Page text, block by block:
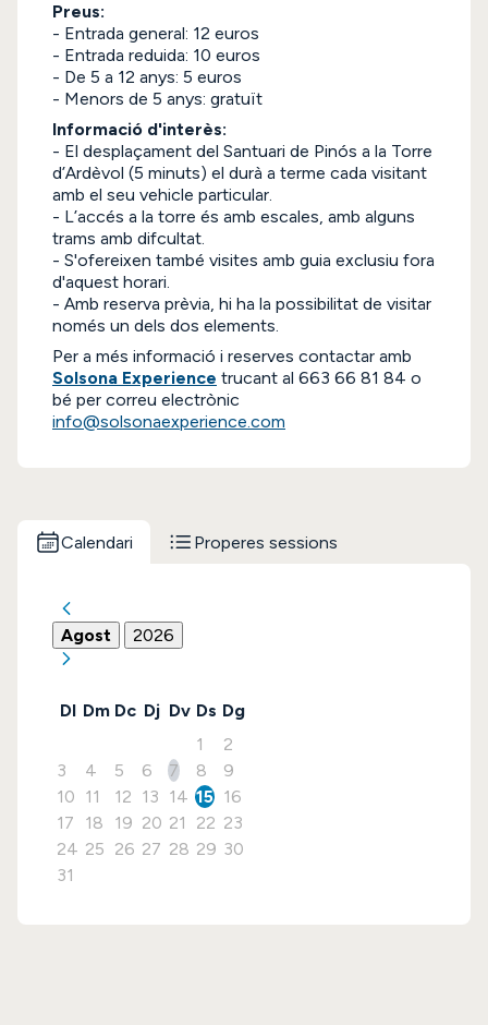
Preus:
- Entrada general: 12 euros
- Entrada reduida: 10 euros
- De 5 a 12 anys: 5 euros
- Menors de 5 anys: gratuït
Informació d'interès:
- El desplaçament del Santuari de Pinós a la Torre
d’Ardèvol (5 minuts) el durà a terme cada visitant
amb el seu vehicle particular.
- L’accés a la torre és amb escales, amb alguns
trams amb difcultat.
- S'ofereixen també visites amb guia exclusiu fora
d'aquest horari.
- Amb reserva prèvia, hi ha la possibilitat de visitar
només un dels dos elements.
Per a més informació i reserves contactar amb
Solsona Experience trucant al 663 66 81 84 o
bé per correu electrònic
info@solsonaexperience.com
Calendari Properes sessions
Agost 2026
Dl Dm Dc Dj Dv Ds Dg
1
2
3
4 5 6 7 8
9
10 11 12 13 14 15 16
17
18 19 20 21 22 23
24 25 26 27 28 29 30
31